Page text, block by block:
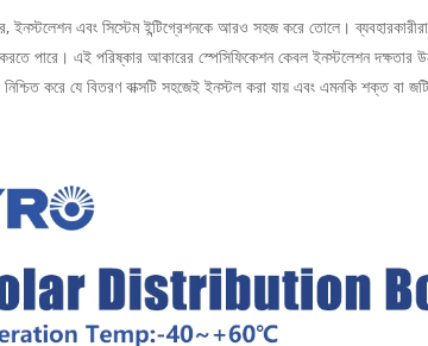
এবং সিস্টেম ইন্টিগ্রেশনকে আরও সহজ করে তোলে।
করতে পারে। এই পরিষ্কার আকারের স্পেসিফিকেশন কেবল ইনস্টলেশন
করে যে বিতরণ বাক্সটি সহজেই ইনস্টল করা যায় এবং এমনকি শক্ত বা